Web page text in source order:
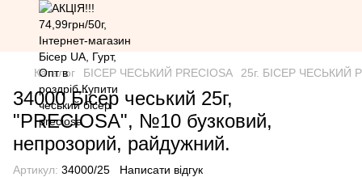
Каталог БІСЕР ЧЕСЬКИЙ PRECIOSA 25г. БІСЕР ЧЕСЬКИЙ
34000 Бісер чеський 25г,
"PRECIOSA", №10 бузковий,
непрозорий, райдужний.
Артикул: 34000/25 Написати відгук